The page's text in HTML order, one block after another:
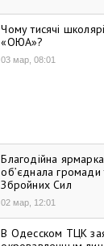
Чому тисячі
«ОЮА»?
03 мар, 08:01
Благодійна
об’єднала громади
Збройних Сил
02 мар, 12:01
В Одесском ТЦК